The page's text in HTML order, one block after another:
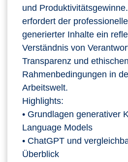
und
erfordert der
generierter Inhalte ein
Verständnis von
Transparenz und ethischen
Rahmenbedingungen in
Arbeitswelt.
Highlights:
• Grundlagen generativer
Language Models
• ChatGPT und
Überblick